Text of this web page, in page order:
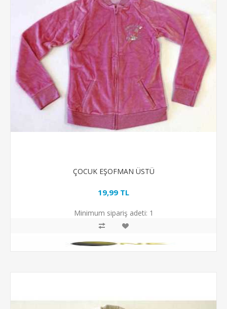
ÇOCUK EŞOFMAN ÜSTÜ
19,99 TL
Minimum sipariş adeti: 1